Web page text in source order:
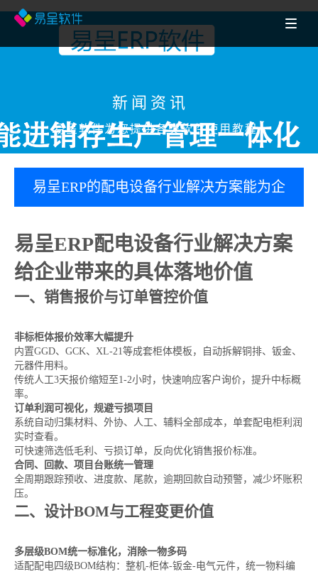
新闻资讯
易呈软件为您提供各类软件使用教程
易呈ERP的配电设备行业解决方案能为企
易呈ERP配电设备行业解决方案
给企业带来的具体落地价值
一、销售报价与订单管控价值
非标柜体报价效率大幅提升
内置GGD、GCK、XL-21等成套柜体模板，自动拆解铜排、钣金、
元器件用料。
传统人工3天报价缩短至1-2小时，快速响应客户询价，提升中标概
率。
订单利润可视化，规避亏损项目
系统自动归集材料、外协、人工、辅料全部成本，单套配电柜利润
实时查看。
可快速筛选低毛利、亏损订单，反向优化销售报价标准。
合同、回款、项目台账统一管理
全周期跟踪预收、进度款、尾款，逾期回款自动预警，减少坏账积
压。
二、设计BOM与工程变更价值
多层级BOM统一标准化，消除一物多码
适配配电四级BOM结构：整机-柜体-钣金-电气元件，统一物料编